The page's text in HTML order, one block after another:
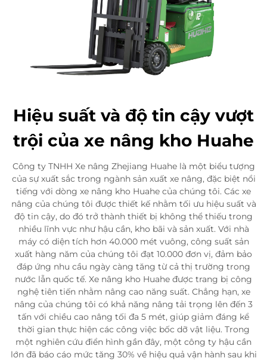
Hiệu suất và độ tin cậy vượt
trội của xe nâng kho Huahe
Công ty TNHH Xe nâng Zhejiang Huahe là một biểu tượng
của sự xuất sắc trong ngành sản xuất xe nâng, đặc biệt nổi
tiếng với dòng xe nâng kho Huahe của chúng tôi. Các xe
nâng của chúng tôi được thiết kế nhằm tối ưu hiệu suất và
độ tin cậy, do đó trở thành thiết bị không thể thiếu trong
nhiều lĩnh vực như hậu cần, kho bãi và sản xuất. Với nhà
máy có diện tích hơn 40.000 mét vuông, công suất sản
xuất hàng năm của chúng tôi đạt 10.000 đơn vị, đảm bảo
đáp ứng nhu cầu ngày càng tăng từ cả thị trường trong
nước lẫn quốc tế. Xe nâng kho Huahe được trang bị công
nghệ tiên tiến nhằm nâng cao năng suất. Chẳng hạn, xe
nâng của chúng tôi có khả năng nâng tải trọng lên đến 3
tấn với chiều cao nâng tối đa 5 mét, giúp giảm đáng kể
thời gian thực hiện các công việc bốc dỡ vật liệu. Trong
một nghiên cứu điển hình gần đây, một công ty hậu cần
lớn đã báo cáo mức tăng 30% về hiệu quả vận hành sau khi